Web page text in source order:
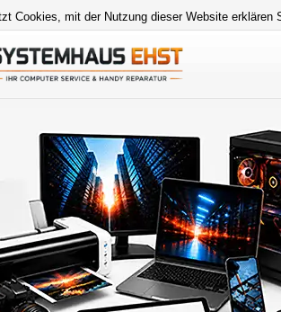
Cookies, mit der Nutzung dieser Website